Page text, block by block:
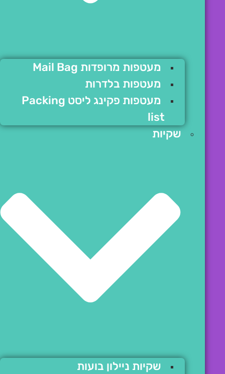
מעטפות מרופדות Mail Bag
מעטפות בלדרות
מעטפות פקינג ליסט Packing
list
שקיות
שקיות ניילון בועות